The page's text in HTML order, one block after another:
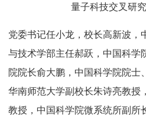
量子科技交叉研
党委书记任小龙，校长高新波，
与技术学部主任郝跃，中国科学
院院长俞大鹏，中国科学院院士
华南师范大学副校长朱诗亮教授
教授，中国科学院微系统所副所